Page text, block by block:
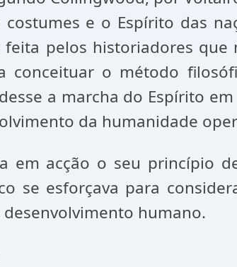
e o Espírito das
pelos historiadores que
o método
a marcha do Espírito em
da humanidade
acção o seu princípio
se esforçava para
humano.